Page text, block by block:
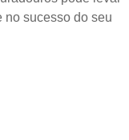
no sucesso do seu